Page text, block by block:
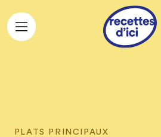
Aller au contenu principal
PLATS PRINCIPAUX